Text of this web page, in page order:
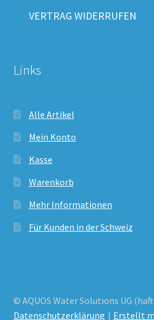
VERTRAG WIDERRUFEN
Links
Alle Artikel
Mein Konto
Kasse
Warenkorb
Mehr Informationen
Für Kunden in der Schweiz
© AQUOS Water Solutions UG
Datenschutzerklärung
Erstellt